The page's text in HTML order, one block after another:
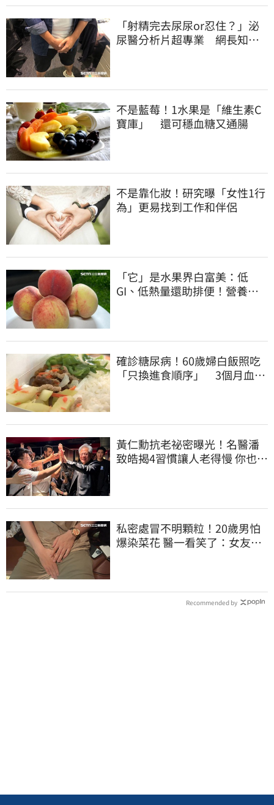
「射精完去尿尿or忍住？」泌
尿醫分析片超專業 網長知
不是藍莓！1水果是「維生素C
寶庫」 還可穩血糖又通腸
不是靠化妝！研究曝「女性1行
為」更易找到工作和伴侶
「它」是水果界白富美：低
GI、低熱量還助排便！營養師
確診糖尿病！60歲婦白飯照吃
「只換進食順序」 3個月血糖
黃仁勳抗老祕密曝光！名醫潘
致皓揭4習慣讓人老得慢 你也可
私密處冒不明顆粒！20歲男怕
爆染菜花 醫一看笑了：女友常
Recommended by